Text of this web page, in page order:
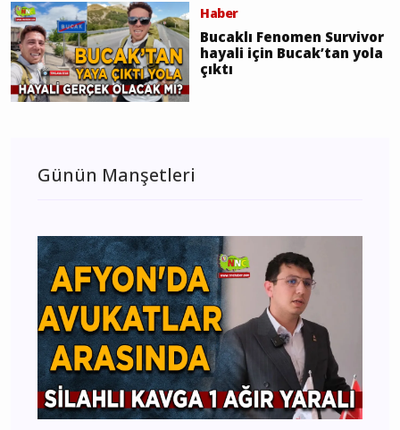
Haber
Bucaklı Fenomen Survivor
hayali için Bucak’tan yola
çıktı
Günün Manşetleri